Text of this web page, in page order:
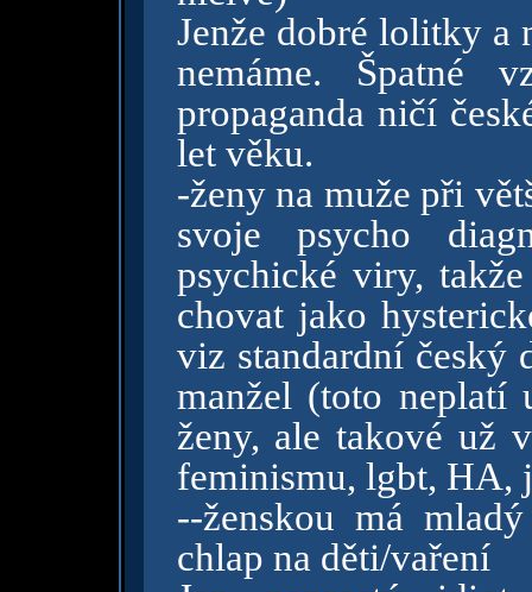
Jenže dobré lolitky a
nemáme. Špatné
propaganda ničí
let věku.
-ženy na muže při
svoje psycho
psychické viry,
chovat jako
viz standardní český
manžel (toto neplatí
ženy, ale takové už
feminismu, lgbt, HA,
--ženskou má
chlap na děti/vaření